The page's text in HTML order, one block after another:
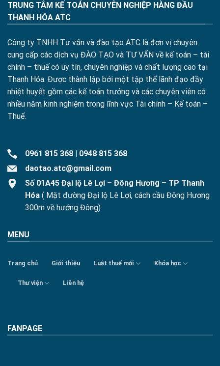
TRUNG TÂM KẾ TOÁN CHUYÊN NGHIỆP HÀNG ĐẦU
THANH HÓA ATC
Công ty TNHH Tư vấn và đào tạo ATC là đơn vị chuyên
cung cấp các dịch vụ ĐÀO TẠO và TƯ VẤN về kế toán – tài
chính – thuế có uy tín, chuyên nghiệp và chất lượng cao tại
Thanh Hóa. Được thành lập bởi một tập thể lãnh đạo đầy
nhiệt huyết gồm các kế toán trưởng và các chuyên viên có
nhiều năm kinh nghiệm trong lĩnh vực Tài chính – Kế toán –
Thuế.
0961 815 368 | 0948 815 368
daotao.atc@gmail.com
Số 01A45 Đại lộ Lê Lợi – Đông Hương – TP Thanh
Hóa ( Mặt đường Đại lộ Lê Lợi, cách cầu Đông Hương
300m về hướng Đông)
MENU
Trang chủ Giới thiệu Luật thuế mới Khóa học
Thư viện Liên hệ
FANPAGE